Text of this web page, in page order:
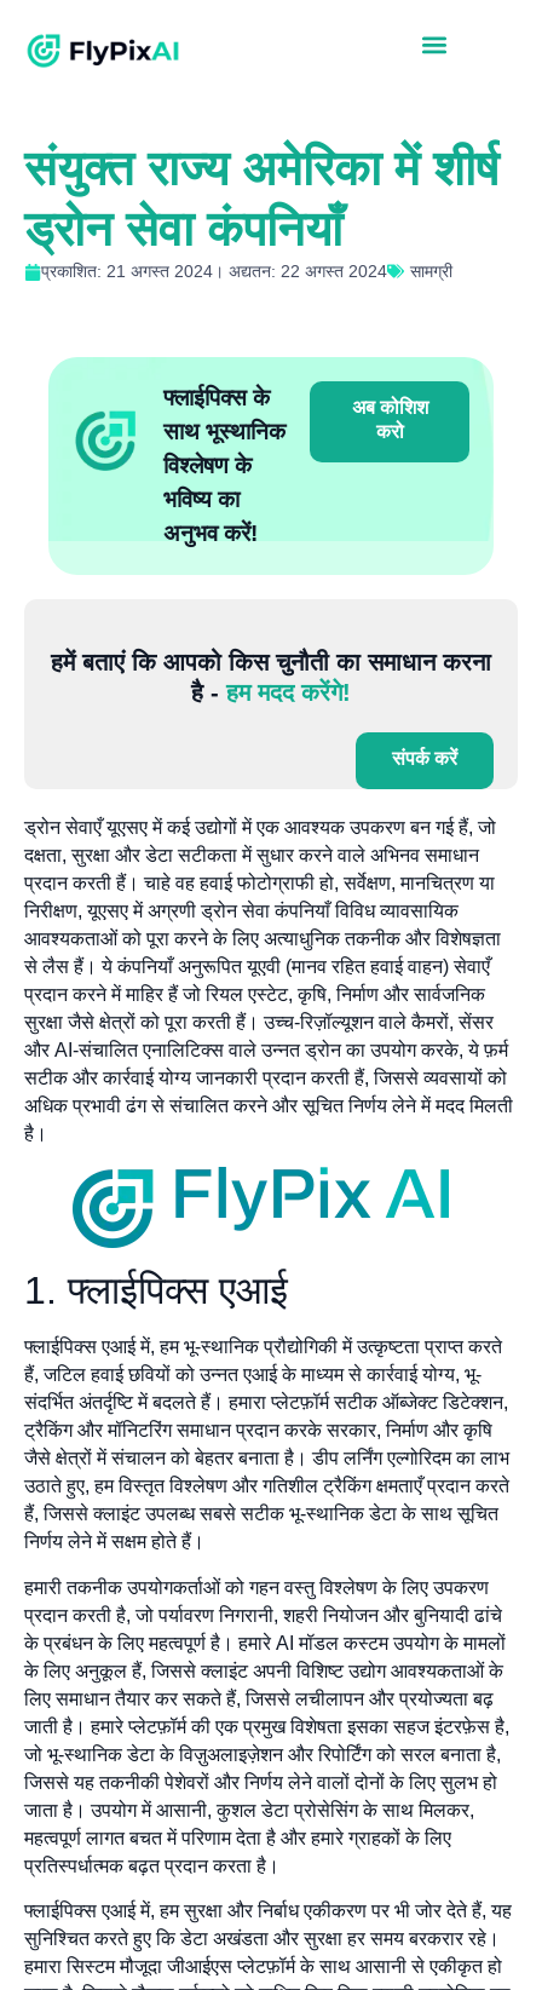
संयुक्त राज्य अमेरिका में शीर्ष
ड्रोन सेवा कंपनियाँ
प्रकाशित: 21 अगस्त 2024। अद्यतन: 22 अगस्त 2024 सामग्री
फ्लाईपिक्स के
साथ भूस्थानिक
विश्लेषण के
भविष्य का
अनुभव करें!
अब कोशिश
करो
हमें बताएं कि आपको किस चुनौती का समाधान करना
है -हम मदद करेंगे!
संपर्क करें
ड्रोन सेवाएँ यूएसए में कई उद्योगों में एक आवश्यक उपकरण बन गई हैं, जो
दक्षता, सुरक्षा और डेटा सटीकता में सुधार करने वाले अभिनव समाधान
प्रदान करती हैं। चाहे वह हवाई फोटोग्राफी हो, सर्वेक्षण, मानचित्रण या
निरीक्षण, यूएसए में अग्रणी ड्रोन सेवा कंपनियाँ विविध व्यावसायिक
आवश्यकताओं को पूरा करने के लिए अत्याधुनिक तकनीक और विशेषज्ञता
से लैस हैं। ये कंपनियाँ अनुरूपित यूएवी (मानव रहित हवाई वाहन) सेवाएँ
प्रदान करने में माहिर हैं जो रियल एस्टेट, कृषि, निर्माण और सार्वजनिक
सुरक्षा जैसे क्षेत्रों को पूरा करती हैं। उच्च-रिज़ॉल्यूशन वाले कैमरों, सेंसर
और AI-संचालित एनालिटिक्स वाले उन्नत ड्रोन का उपयोग करके, ये फ़र्म
सटीक और कार्रवाई योग्य जानकारी प्रदान करती हैं, जिससे व्यवसायों को
अधिक प्रभावी ढंग से संचालित करने और सूचित निर्णय लेने में मदद मिलती
है।
1. फ्लाईपिक्स एआई
फ्लाईपिक्स एआई में, हम भू-स्थानिक प्रौद्योगिकी में उत्कृष्टता प्राप्त करते
हैं, जटिल हवाई छवियों को उन्नत एआई के माध्यम से कार्रवाई योग्य, भू-
संदर्भित अंतर्दृष्टि में बदलते हैं। हमारा प्लेटफ़ॉर्म सटीक ऑब्जेक्ट डिटेक्शन,
ट्रैकिंग और मॉनिटरिंग समाधान प्रदान करके सरकार, निर्माण और कृषि
जैसे क्षेत्रों में संचालन को बेहतर बनाता है। डीप लर्निंग एल्गोरिदम का लाभ
उठाते हुए, हम विस्तृत विश्लेषण और गतिशील ट्रैकिंग क्षमताएँ प्रदान करते
हैं, जिससे क्लाइंट उपलब्ध सबसे सटीक भू-स्थानिक डेटा के साथ सूचित
निर्णय लेने में सक्षम होते हैं।
हमारी तकनीक उपयोगकर्ताओं को गहन वस्तु विश्लेषण के लिए उपकरण
प्रदान करती है, जो पर्यावरण निगरानी, शहरी नियोजन और बुनियादी ढांचे
के प्रबंधन के लिए महत्वपूर्ण है। हमारे AI मॉडल कस्टम उपयोग के मामलों
के लिए अनुकूल हैं, जिससे क्लाइंट अपनी विशिष्ट उद्योग आवश्यकताओं के
लिए समाधान तैयार कर सकते हैं, जिससे लचीलापन और प्रयोज्यता बढ़
जाती है। हमारे प्लेटफ़ॉर्म की एक प्रमुख विशेषता इसका सहज इंटरफ़ेस है,
जो भू-स्थानिक डेटा के विज़ुअलाइज़ेशन और रिपोर्टिंग को सरल बनाता है,
जिससे यह तकनीकी पेशेवरों और निर्णय लेने वालों दोनों के लिए सुलभ हो
जाता है। उपयोग में आसानी, कुशल डेटा प्रोसेसिंग के साथ मिलकर,
महत्वपूर्ण लागत बचत में परिणाम देता है और हमारे ग्राहकों के लिए
प्रतिस्पर्धात्मक बढ़त प्रदान करता है।
फ्लाईपिक्स एआई में, हम सुरक्षा और निर्बाध एकीकरण पर भी जोर देते हैं, यह
सुनिश्चित करते हुए कि डेटा अखंडता और सुरक्षा हर समय बरकरार रहे।
हमारा सिस्टम मौजूदा जीआईएस प्लेटफ़ॉर्म के साथ आसानी से एकीकृत हो